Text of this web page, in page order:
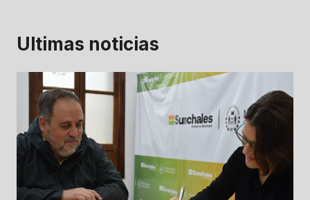
Ultimas noticias